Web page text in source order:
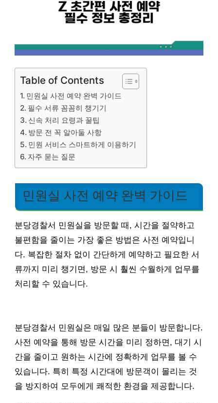
Table of Contents
민원실 사전 예약 완벽 가이드
필수 서류 꼼꼼히 챙기기
신속 처리 요령과 꿀팁
방문 전 꼭 알아둘 사항
민원 서비스 스마트하게 이용하기
자주 묻는 질문
민원실 사전 예약 완벽 가이드
분당경찰서 민원실을 방문할 때, 시간을 절약하고
불편함을 줄이는 가장 좋은 방법은 사전 예약입니
다. 복잡한 절차 없이 간단하게 예약하고 필요한 서
류까지 미리 챙기면, 방문 시 훨씬 수월하게 업무를
처리할 수 있습니다.
분당경찰서 민원실은 매일 많은 분들이 방문합니다.
사전 예약을 통해 방문 시간을 미리 정하면, 대기 시
간을 줄이고 원하는 시간에 정확하게 업무를 볼 수
있습니다. 특히 특정 시간대에 방문객이 몰리는 것
을 방지하여 모두에게 쾌적한 환경을 제공합니다.